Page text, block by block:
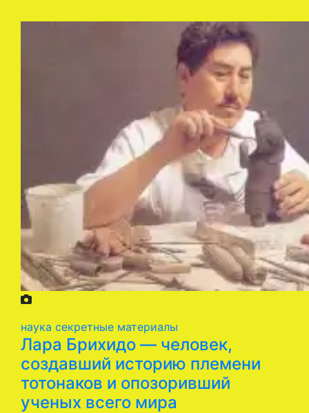
наука секретные материалы
Лара Брихидо — человек,
создавший историю племени
тотонаков и опозоривший
ученых всего мира